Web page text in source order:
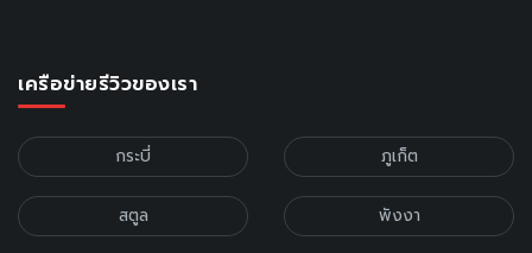
เครือข่ายรีวิวของเรา
กระบี่ ภูเก็ต
สตูล พังงา